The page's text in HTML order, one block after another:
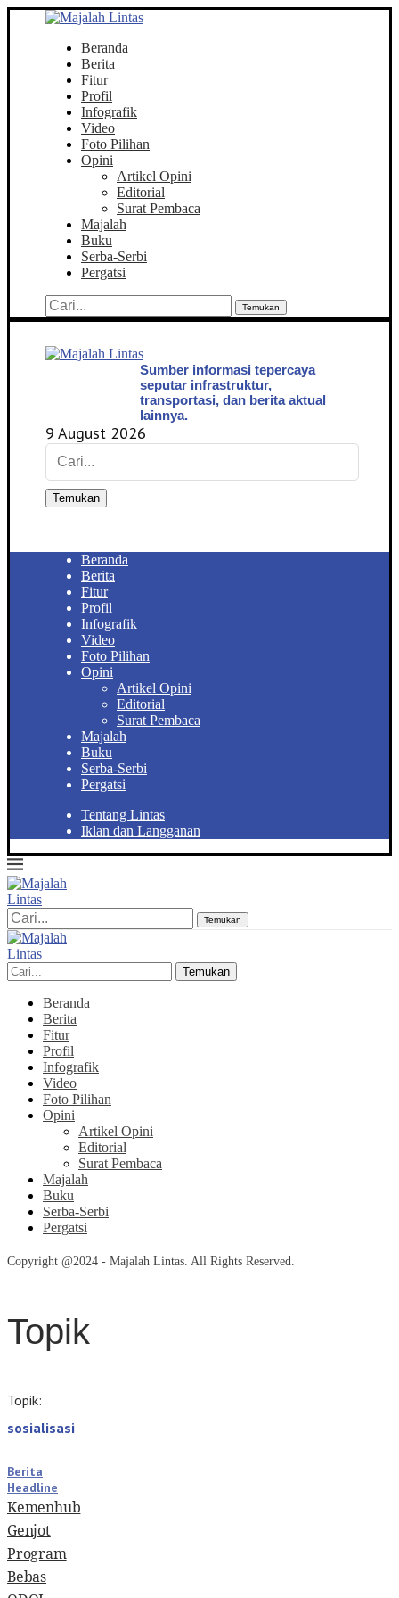
Beranda
Berita
Fitur
Profil
Infografik
Video
Foto Pilihan
Opini
Artikel Opini
Editorial
Surat Pembaca
Majalah
Buku
Serba-Serbi
Pergatsi
Temukan
Sumber informasi tepercaya
seputar infrastruktur,
transportasi, dan berita aktual
lainnya.
9 August 2026
Temukan
Beranda
Berita
Fitur
Profil
Infografik
Video
Foto Pilihan
Opini
Artikel Opini
Editorial
Surat Pembaca
Majalah
Buku
Serba-Serbi
Pergatsi
Tentang Lintas
Iklan dan Langganan
Temukan
Temukan
Beranda
Berita
Fitur
Profil
Infografik
Video
Foto Pilihan
Opini
Artikel Opini
Editorial
Surat Pembaca
Majalah
Buku
Serba-Serbi
Pergatsi
Copyright @2024 - Majalah Lintas. All Rights Reserved.
Topik
Topik:
sosialisasi
Berita
Headline
Kemenhub
Genjot
Program
Bebas